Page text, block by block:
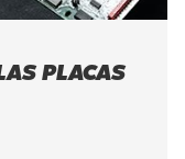
PLACAS